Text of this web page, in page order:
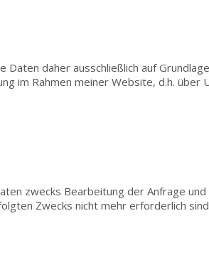
Daten daher ausschließlich auf
im Rahmen meiner Website, d.h. über
zwecks Bearbeitung der Anfrage und
Zwecks nicht mehr erforderlich